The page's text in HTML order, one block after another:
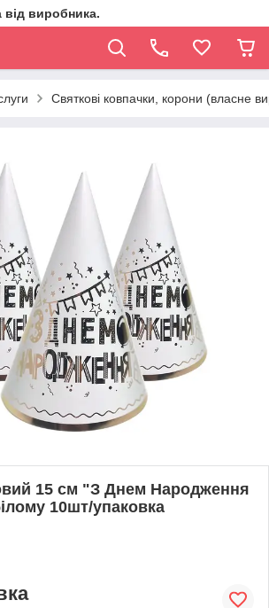
виробника.
Святкові ковпачки, корони (власне
15 см "З Днем Народження
10шт/упаковка